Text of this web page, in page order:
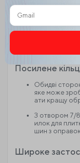
довший
Це може
Посилене
Обидві
яке може
ати кращу
З отвором 7/
илок для
шин з
Широке